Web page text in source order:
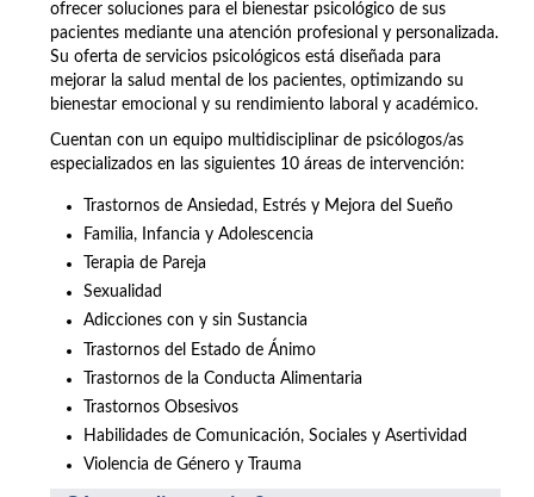
ofrecer soluciones para el bienestar psicológico de sus
pacientes mediante una atención profesional y personalizada.
Su oferta de servicios psicológicos está diseñada para
mejorar la salud mental de los pacientes, optimizando su
bienestar emocional y su rendimiento laboral y académico.
Cuentan con un equipo multidisciplinar de psicólogos/as
especializados en las siguientes 10 áreas de intervención:
Trastornos de Ansiedad, Estrés y Mejora del Sueño
Familia, Infancia y Adolescencia
Terapia de Pareja
Sexualidad
Adicciones con y sin Sustancia
Trastornos del Estado de Ánimo
Trastornos de la Conducta Alimentaria
Trastornos Obsesivos
Habilidades de Comunicación, Sociales y Asertividad
Violencia de Género y Trauma